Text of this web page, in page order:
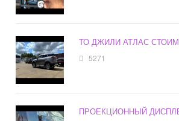
ТО ДЖИЛИ АТЛАС
5271
ПРОЕКЦИОННЫЙ